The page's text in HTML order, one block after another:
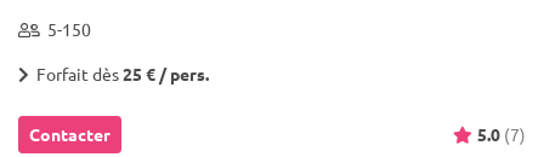
5-150
Forfait dès25 € / pers.
Contacter 5.0 (7)